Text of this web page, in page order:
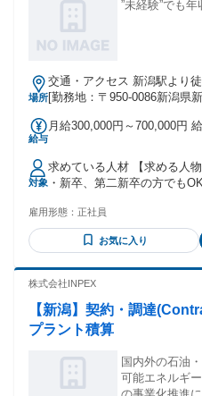
”未経験”でも
場所
交通・アクセス 新潟駅より
[勤務地：〒950-0086新潟県
給与
月給300,000円～700,000円
れる通勤・皆勤・家族手当
るその他手当金額：なし ・30万円～＋各種手当 ※経験・スキ
ルに応じて決定いたします。 ≪インセンティブについて≫ 粗
利の10-20％をインセンティ
ブを獲得しています。 業務
たします。 ＼仕事に不自由
た！／ 賞与：年2回
対象
求めている人材 【求める人
・新卒、第二新卒の方でもOK、絶賛
事に熱心で、稼ぎたい思いが
取ることがお好きな方又は
神がある方 【活かしていただけるご経験】 ※必須ではありま
営業経験をお持ちの方 ・セ
いただけます！" ★稼ぎたい！ ★トーク力を活かしたい！ ★
正当に評価してもらって上
ガッツがある方を待ってます
雇用形態： 正社員
お気に入り
株式会社INPEX
【新潟】契約・調達
プラント積算
国内外の石油
可能エネルギ